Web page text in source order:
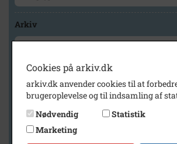
Arkiv
Geografi
Generelt
Cookies på arkiv.dk
arkiv.dk anvender cookies til at
brugeroplevelse og til indsamling af
Nødvendig
Statistik
Marketing